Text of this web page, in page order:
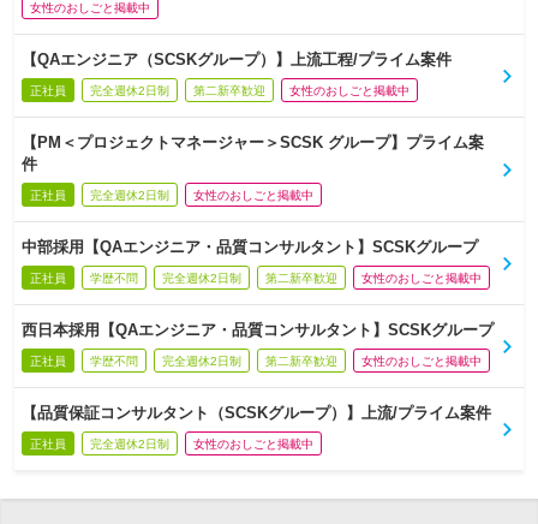
女性のおしごと掲載中
【QAエンジニア（SCSKグループ）】上流工程/プライム案件
正社員 完全週休2日制 第二新卒歓迎 女性のおしごと掲載中
【PM＜プロジェクトマネージャー＞SCSK グループ】プライム案
件
正社員 完全週休2日制 女性のおしごと掲載中
中部採用【QAエンジニア・品質コンサルタント】SCSKグループ
正社員 学歴不問 完全週休2日制 第二新卒歓迎 女性のおしごと掲載中
西日本採用【QAエンジニア・品質コンサルタント】SCSKグループ
正社員 学歴不問 完全週休2日制 第二新卒歓迎 女性のおしごと掲載中
【品質保証コンサルタント（SCSKグループ）】上流/プライム案件
正社員 完全週休2日制 女性のおしごと掲載中